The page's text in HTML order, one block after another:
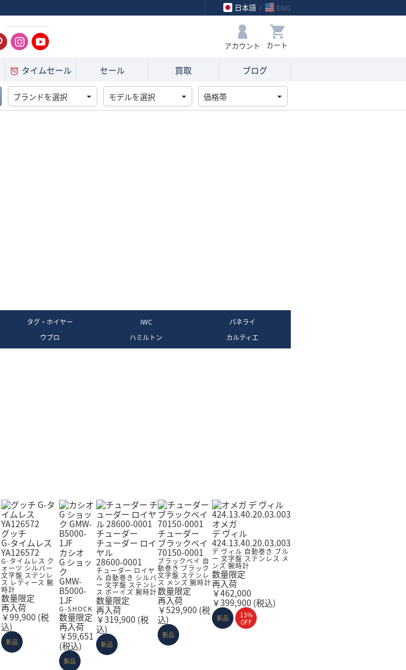
日本語
ENG
タイムセール セール 買取 ブログ
アカウント
タグ・ホイヤー IWC
パネライ
ウブロ ハミルトン カルティエ
グッチ
G-タイムレス
YA126572
G-タイムレス ク
ォーツ シルバー
文字盤 ステンレ
ス レディース 腕
時計
数量限定
再入荷
￥99,900 (税
込)
新品
カシオ
G ショッ
ク
GMW-
B5000-
1JF
G-SHOCK
数量限定
再入荷
￥59,651
(税込)
新品
チューダー
チューダー ロイ
ヤル
28600-0001
チューダー ロイヤ
ル 自動巻き シルバ
ー 文字盤 ステンレ
ス ボーイズ 腕時計
数量限定
再入荷
￥319,900 (税
込)
新品
チューダー
ブラックベイ
70150-0001
ブラックベイ 自
動巻き ブラック
文字盤 ステンレ
ス メンズ 腕時計
数量限定
再入荷
￥529,900 (税
込)
新品
オメガ
デ ヴィル
424.13.40.20.03.003
デ ヴィル 自動巻き ブル
ー 文字盤 ステンレス メ
ンズ 腕時計
数量限定
再入荷
￥462,000
￥399,900 (税込)
新品
13%
OFF